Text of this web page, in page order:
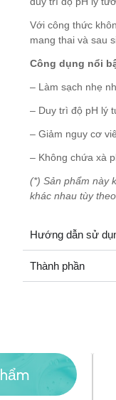
Với công thức
mang thai và sau
Công dụng nổi
– Làm sạch nhẹ
– Duy trì độ pH lý
– Giảm nguy cơ
– Không chứa xà
(*) Sản phẩm này
khác nhau tùy
Hướng dẫn sử
Thành phần